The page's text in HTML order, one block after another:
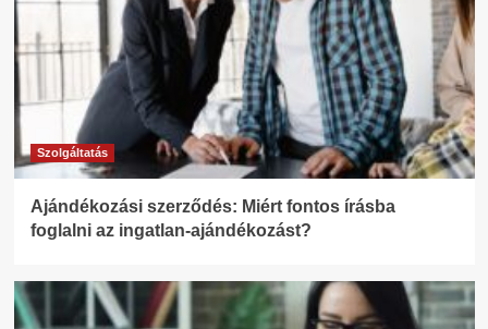
Szolgáltatás
Ajándékozási szerződés: Miért fontos írásba
foglalni az ingatlan-ajándékozást?